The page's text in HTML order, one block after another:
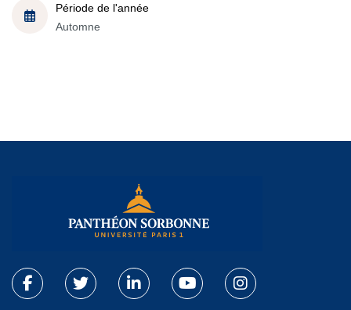
Période de l'année
Automne